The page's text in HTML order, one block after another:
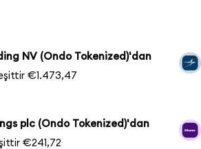
NV (Ondo Tokenized)'dan
€1.473,47
plc (Ondo Tokenized)'dan
€241,72